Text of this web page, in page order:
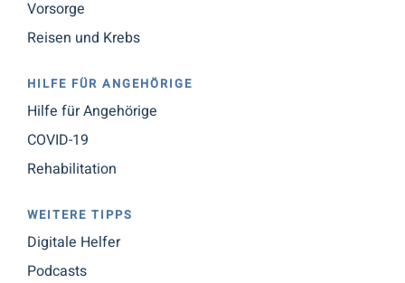
Vorsorge
Reisen und Krebs
HILFE FÜR ANGEHÖRIGE
Hilfe für Angehörige
COVID-19
Rehabilitation
WEITERE TIPPS
Digitale Helfer
Podcasts